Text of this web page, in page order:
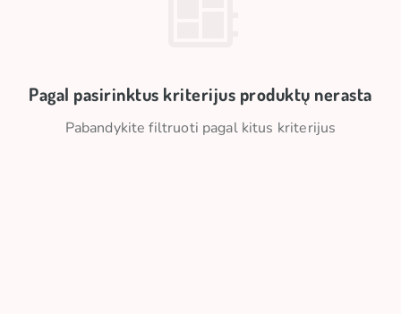
Pagal pasirinktus kriterijus produktų nerasta
Pabandykite filtruoti pagal kitus kriterijus